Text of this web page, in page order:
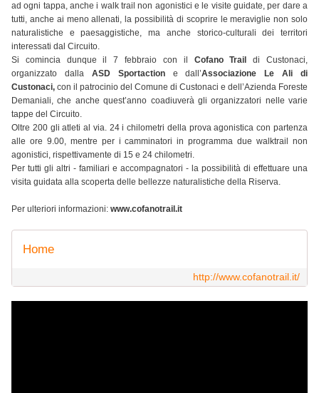
ad ogni tappa, anche i walk trail non agonistici e le visite guidate, per dare a
tutti, anche ai meno allenati, la possibilità di scoprire le meraviglie non solo
naturalistiche e paesaggistiche, ma anche storico-culturali dei territori
interessati dal Circuito.
Si comincia dunque il 7 febbraio con il Cofano Traildi Custonaci,
organizzato dalla ASD Sportactione dall’Associazione Le Ali di
Custonaci, con il patrocinio del Comune di Custonaci e dell’Azienda Foreste
Demaniali, che anche quest’anno coadiuverà gli organizzatori nelle varie
tappe del Circuito.
Oltre 200 gli atleti al via. 24 i chilometri della prova agonistica con partenza
alle ore 9.00, mentre per i camminatori in programma due walktrail non
agonistici, rispettivamente di 15 e 24 chilometri.
Per tutti gli altri - familiari e accompagnatori - la possibilità di effettuare una
visita guidata alla scoperta delle bellezze naturalistiche della Riserva.
Per ulteriori informazioni: www.cofanotrail.it
Home
http://www.cofanotrail.it/